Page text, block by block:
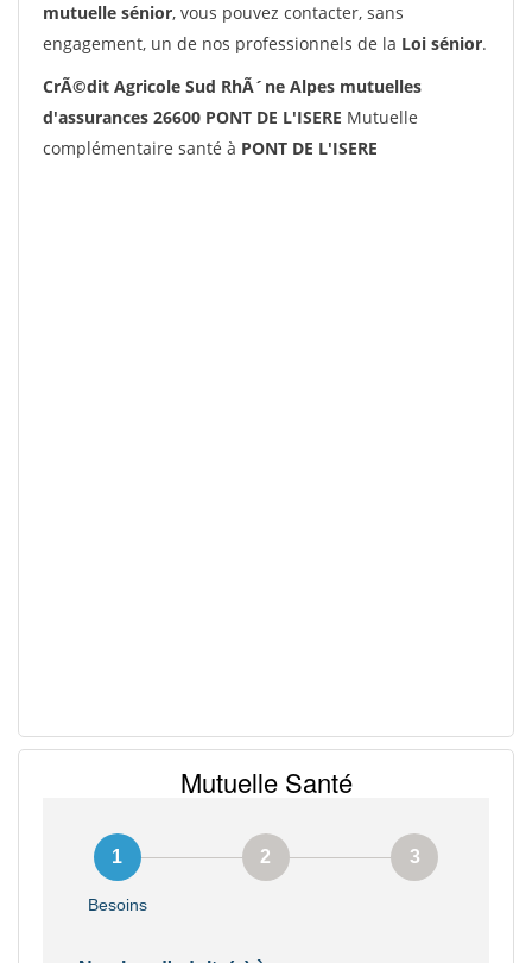
mutuelle sénior, vous pouvez contacter, sans
engagement, un de nos professionnels de la Loi sénior.
CrÃ©dit Agricole Sud RhÃ´ne Alpes mutuelles
d'assurances 26600 PONT DE L'ISERE Mutuelle
complémentaire santé à PONT DE L'ISERE